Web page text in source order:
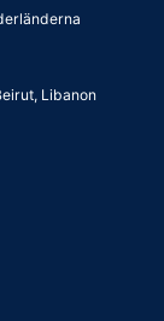
Libanon